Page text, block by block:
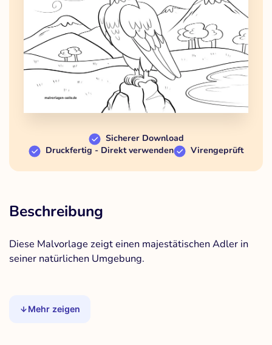
Sicherer Download
Druckfertig - Direkt verwenden
Virengeprüft
Beschreibung
Diese Malvorlage zeigt einen majestätischen Adler in
seiner natürlichen Umgebung.
Mehr zeigen